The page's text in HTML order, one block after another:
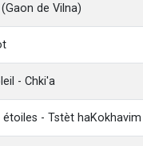
de Vilna)
- Chki'a
- Tstèt haKokhavim